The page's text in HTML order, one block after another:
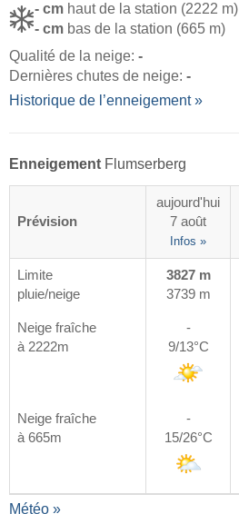
- cm haut de la station (2222 m)
- cm bas de la station (665 m)
Qualité de la neige: -
Dernières chutes de neige: -
Historique de l’enneigement »
Enneigement Flumserberg
Prévision
aujourd'hui
7 août
Infos »
Limite
pluie/neige
3827 m
3739 m
Neige fraîche
à 2222m
-
9/13°C
Neige fraîche
à 665m
-
15/26°C
Météo »